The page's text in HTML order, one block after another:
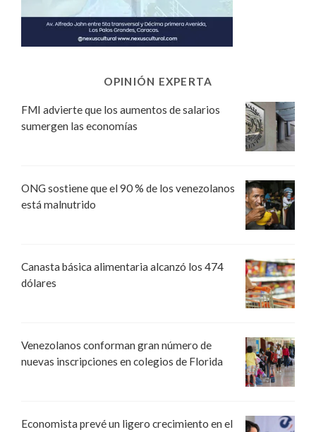
OPINIÓN EXPERTA
FMI advierte que los aumentos de salarios
sumergen las economías
ONG sostiene que el 90 % de los venezolanos
está malnutrido
Canasta básica alimentaria alcanzó los 474
dólares
Venezolanos conforman gran número de
nuevas inscripciones en colegios de Florida
Economista prevé un ligero crecimiento en el